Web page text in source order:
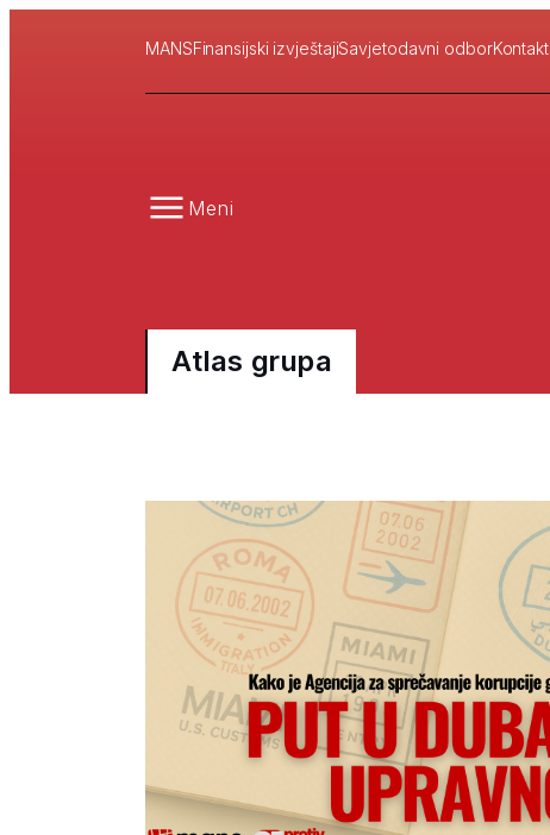
MANSFinansijski izvještajiSavjetodavni odborKontakt
Meni
Atlas grupa